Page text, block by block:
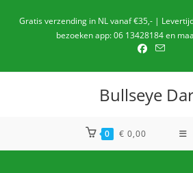
naarGratis verzending in NL vanaf €35,- |
bezoeken app: 06 13428184 en
Bullseye
0 € 0,00